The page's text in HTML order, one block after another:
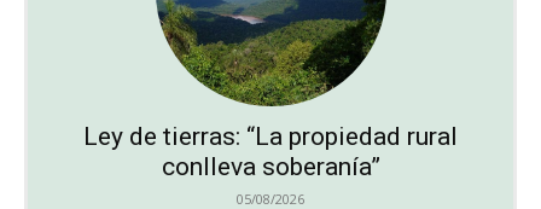
Ley de tierras: “La propiedad rural
conlleva soberanía”
05/08/2026